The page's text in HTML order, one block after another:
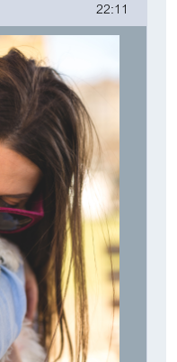
22:11